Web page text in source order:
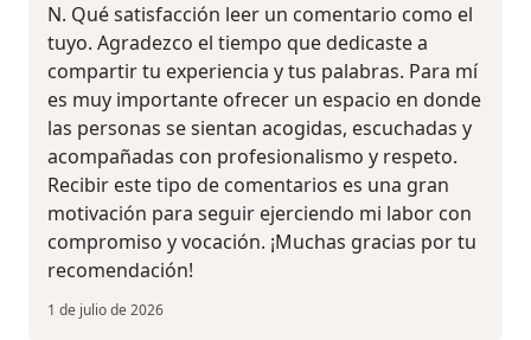
N. Qué satisfacción leer un comentario como el
tuyo. Agradezco el tiempo que dedicaste a
compartir tu experiencia y tus palabras. Para mí
es muy importante ofrecer un espacio en donde
las personas se sientan acogidas, escuchadas y
acompañadas con profesionalismo y respeto.
Recibir este tipo de comentarios es una gran
motivación para seguir ejerciendo mi labor con
compromiso y vocación. ¡Muchas gracias por tu
recomendación!
1 de julio de 2026